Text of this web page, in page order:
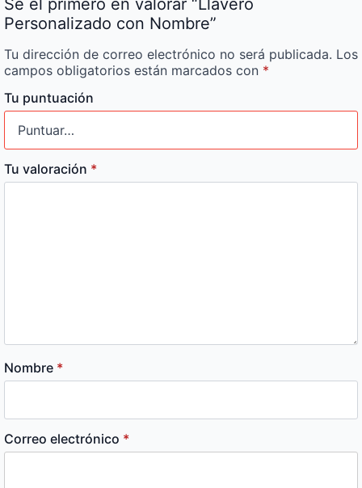
Personalizado con Nombre”
Tu dirección de correo electrónico no será publicada. Los
campos obligatorios están marcados con *
Tu puntuación
Tu valoración *
Nombre *
Correo electrónico *